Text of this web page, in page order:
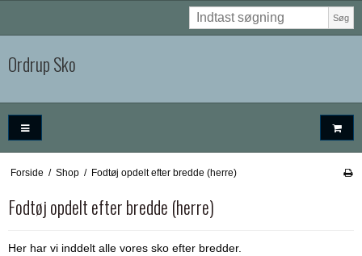
Søg
Ordrup Sko
Forside / Shop / Fodtøj opdelt efter bredde (herre)
Fodtøj opdelt efter bredde (herre)
Her har vi inddelt alle vores sko efter bredder.